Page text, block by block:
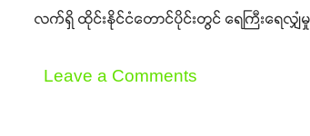
လက်ရှိ ထိုင်းနိုင်ငံတောင်ပိုင်းတွင် ရေကြီးရေလျှံမှု
Leave a Comments